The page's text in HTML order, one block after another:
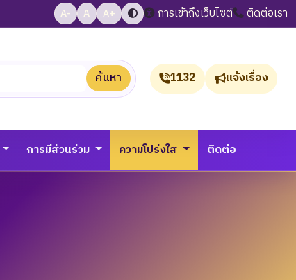
A- A A+ การเข้าถึงเว็บไซต์ ติดต่อเรา
ค้นหา 1132 แจ้งเรื่อง
การมีส่วนร่วม ความโปร่งใส ติดต่อ